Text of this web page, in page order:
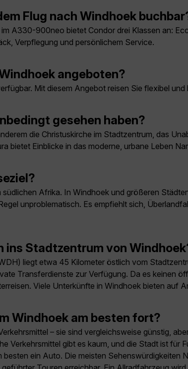
Flug nach Windhoek
A330-900neo bietet Condor drei Klassen an:
Verpflegung und persönlichem Service.
angeboten?
Mit diesem Angebot reisen Sie flexibel
gesehen haben?
die Christuskirche im Stadtzentrum, das
bietet Einblicke in das moderne, urbane Leben
südlichen Afrika. In Windhoek und größeren
unproblematisch. Es empfiehlt sich,
ins Stadtzentrum von
liegt etwa 45 Kilometer östlich vom
Transferdienste zur Verfügung. Da es keinen
Viele Unterkünfte in Windhoek bieten auf
Windhoek am besten fort?
– sie sind vergleichsweise günstig,
Verkehrsmittel gibt es kaum, und die Stadt ist
ein Auto. Die meisten